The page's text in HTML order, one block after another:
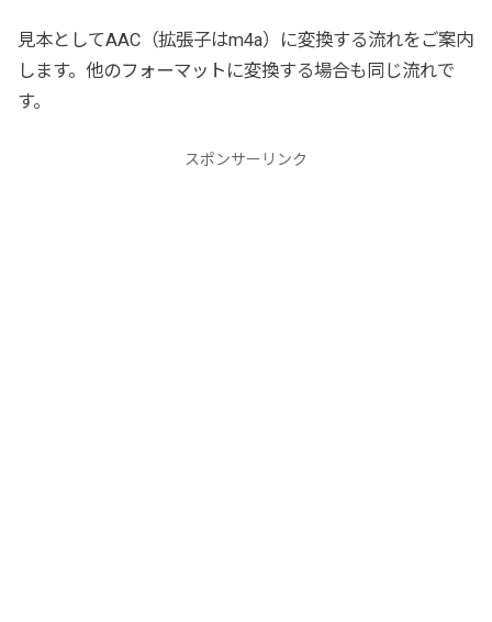
見本としてAAC（拡張子はm4a）に変換する流れをご案内
します。他のフォーマットに変換する場合も同じ流れで
す。
スポンサーリンク